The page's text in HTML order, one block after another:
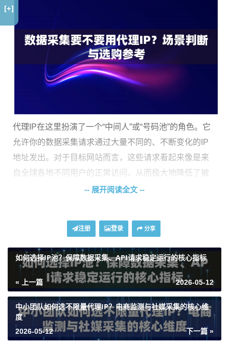
代理IP在这里扮演了一个“中间人”或“号码池”的角色。它
允许你的数据采集请求通过大量不同的、不断变化的IP
地址发出。对于目标网站而言，这些请求看起来像是来
自全球各地不同用户的正常访问，从而极大地降低了被
识别为机器行为、触发反爬机制的风险。是否使用代理I
这些场景，告诉你必须用代理IP
不是所有的数据抓取都需要上代理，但以下几类场景，
几乎离不开它：
1. 大规模、高频次采集：如果你需要从某个网站持续抓
取大量页面，比如监控全网商品价格、批量采集企业名
录，没有代理IP，你的本地IP会在几分钟内被限制。
-- 展开阅读全文 --
注册 登录 分享
如何选择IP池？保障数据采集、API请求稳定运行的核心指标
« 上一篇 2026-05-12
中小团队如何选不限量代理IP？电商监测与社媒采集的核心维
度
下一篇 »
2026-05-12
[+]